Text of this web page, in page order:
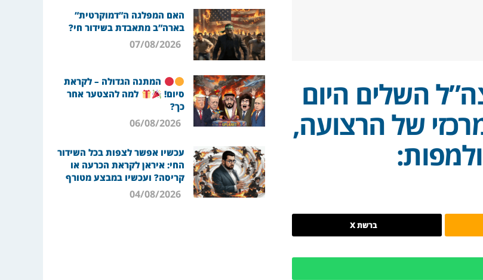
השלים היום
של הרצועה,
ברשת X
האם המפלגה ה”דמוקרטית”
בארה”ב מתאבדת בשידור חי?
07/08/2026
המתנה הגדולה – לקראת
סיום!
למה להצטער אחר
כך?
06/08/2026
עכשיו אפשר לצפות בכל השידור
החי: איראן לקראת הכרעה או
קריסה? ועכשיו במבצע מטורף
04/08/2026